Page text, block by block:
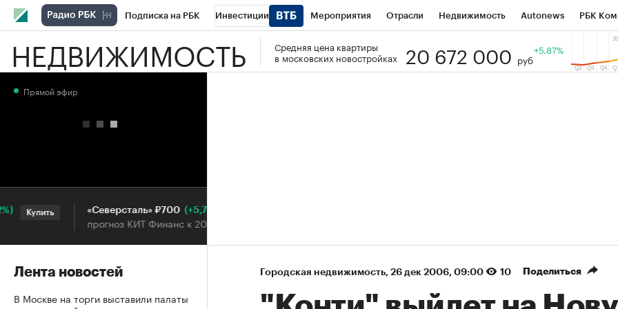
Подписка на РБК Инвестиции Мероприятия Отрасли Недвижимость Autonews РБК
РБК Вино Спорт Школа управления РБК РБК Образование Тренды
НЕДВИЖИМОСТЬ
Средняя цена квартиры
в московских новостройках
20 672 000 руб
+5.87%
Городская недвижимость⁠, 26 дек 2006, 09:00 10 Поделиться
Прямой эфир
Купить «Северсталь» ₽700 (+5,74%)
прогноз КИТ Финанс к 20.07.27
Лента новостей
В Москве на торги выставили палаты